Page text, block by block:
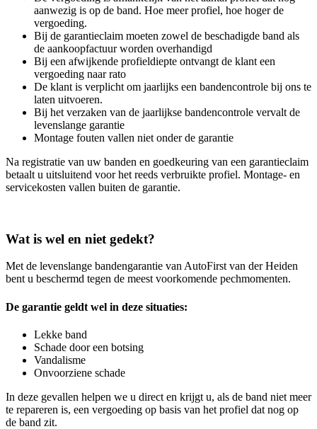
aanwezig is op de band. Hoe meer profiel, hoe hoger de
vergoeding.
Bij de garantieclaim moeten zowel de beschadigde band als
de aankoopfactuur worden overhandigd
Bij een afwijkende profieldiepte ontvangt de klant een
vergoeding naar rato
De klant is verplicht om jaarlijks een bandencontrole bij ons te
laten uitvoeren.
Bij het verzaken van de jaarlijkse bandencontrole vervalt de
levenslange garantie
Montage fouten vallen niet onder de garantie
Na registratie van uw banden en goedkeuring van een garantieclaim
betaalt u uitsluitend voor het reeds verbruikte profiel. Montage- en
servicekosten vallen buiten de garantie.
Wat is wel en niet gedekt?
Met de levenslange bandengarantie van AutoFirst van der Heiden
bent u beschermd tegen de meest voorkomende pechmomenten.
De garantie geldt wel in deze situaties:
Lekke band
Schade door een botsing
Vandalisme
Onvoorziene schade
In deze gevallen helpen we u direct en krijgt u, als de band niet meer
te repareren is, een vergoeding op basis van het profiel dat nog op
de band zit.